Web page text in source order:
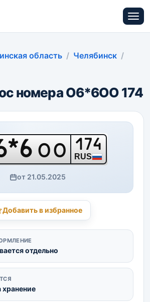
область
Челябинск
номера О6*6ОО 174
ОО 174
RUS
от 21.05.2025
Добавить в избранное
отдельно
хранение